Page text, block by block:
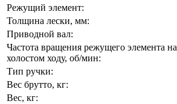
Режущий элемент:
Толщина лески, мм:
Приводной вал:
Частота вращения режущего элемента на
холостом ходу, об/мин:
Тип ручки:
Вес брутто, кг:
Вес, кг: